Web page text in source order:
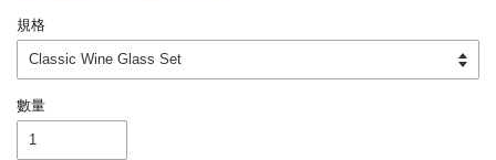
規格
數量